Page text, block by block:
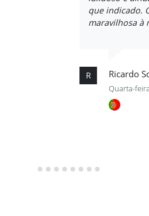
que indicado.
maravilhosa à
R Ricardo
Quarta-